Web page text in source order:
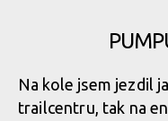
Zadní stavba má o jeden
Merida One-Sixty v akci
Merida One-Sixty v akci
Na kole jsem jezdil
trailcentru, tak na